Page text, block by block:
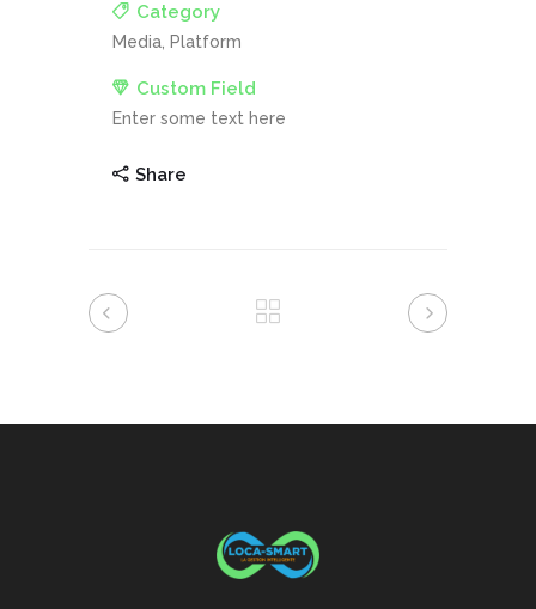
Category
Media, Platform
Custom Field
Enter some text here
Share